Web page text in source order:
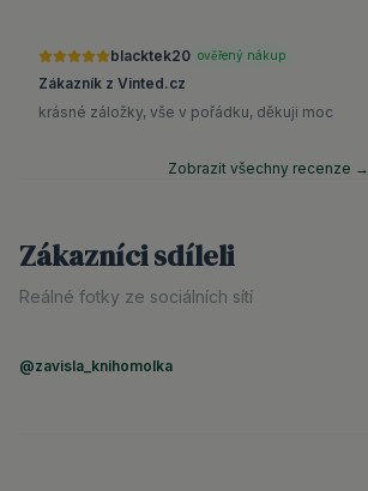
blacktek20 ověřený nákup
Zákazník z Vinted.cz
krásné záložky, vše v pořádku, děkuji moc
Zobrazit všechny recenze →
Zákazníci sdíleli
Reálné fotky ze sociálních sítí
@zavisla_knihomolka